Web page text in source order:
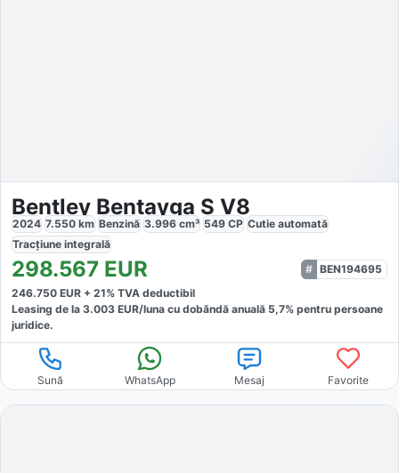
Bentley Bentayga S V8
2024 7.550 km Benzină 3.996 cm³ 549 CP Cutie automată
Tracțiune integrală
298.567 EUR
BEN194695
246.750 EUR + 21% TVA deductibil
Leasing de la 3.003 EUR/luna cu dobăndă anuală 5,7% pentru persoane
juridice.
Sună WhatsApp Mesaj Favorite